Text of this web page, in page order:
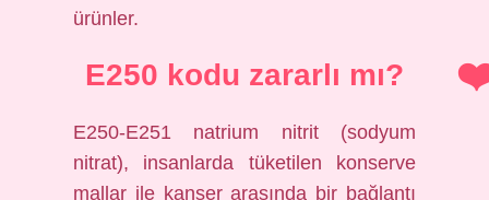
ürünler.
E250 kodu zararlı mı?
E250-E251 natrium nitrit (sodyum
nitrat), insanlarda tüketilen konserve
mallar ile kanser arasında bir bağlantı